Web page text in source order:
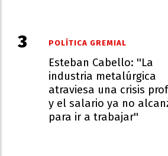
Esteban Cabello: ''La
industria metalúrgica
atraviesa una crisis
y el salario ya no
para ir a trabajar''
POLÍTICA GREMIAL